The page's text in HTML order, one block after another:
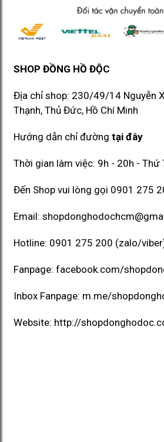
SHOP ĐỒNG HỒ ĐỘC
Địa chỉ shop: 230/49/14 Nguyễn
Thạnh, Thủ Đức, Hồ Chí Minh​​
Hướng dẫn chỉ đường tại đây
Thời gian làm việc: 9h - 20h - Thứ
Đến Shop vui lòng gọi 0901 275
Email:
Hotline: 0901 275 200 (zalo/
Fanpage: facebook.com/
Inbox Fanpage: m.me/
Website: http://